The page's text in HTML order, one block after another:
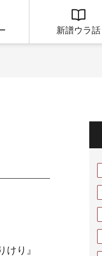
新譜ウラ話
けり』